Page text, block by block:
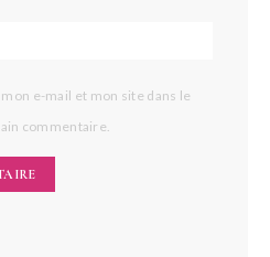
e-mail et mon site dans le
commentaire.